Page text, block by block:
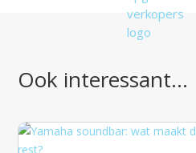
Ook interessant…